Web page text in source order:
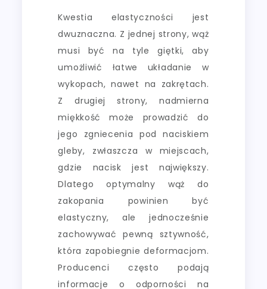
Kwestia elastyczności jest
dwuznaczna. Z jednej strony, wąż
musi być na tyle giętki, aby
umożliwić łatwe układanie w
wykopach, nawet na zakrętach.
Z drugiej strony, nadmierna
miękkość może prowadzić do
jego zgniecenia pod naciskiem
gleby, zwłaszcza w miejscach,
gdzie nacisk jest największy.
Dlatego optymalny wąż do
zakopania powinien być
elastyczny, ale jednocześnie
zachowywać pewną sztywność,
która zapobiegnie deformacjom.
Producenci często podają
informacje o odporności na